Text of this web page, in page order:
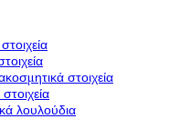
στοιχεία
λουλούδια